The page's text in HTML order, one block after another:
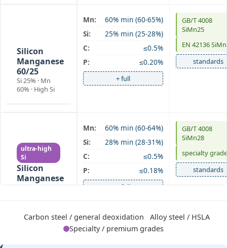
Silicon
Manganese
60/25
Si 25% · Mn
60% · High Si
Mn:
60% min (60-65%)
Si:
25% min (25-28%)
C:
≤0.5%
P:
≤0.20%
+ full
GB/T 4008
SiMn25
EN 42136
standards
ultra-high
Si
Silicon
Manganese
high Si
Mn:
60% min (60-64%)
Si:
28% min (28-31%)
C:
≤0.5%
P:
≤0.18%
+ full
GB/T 4008
SiMn28
specialty grade
standards
Carbon steel / general deoxidation
Alloy steel / HSLA
Specialty / premium grades